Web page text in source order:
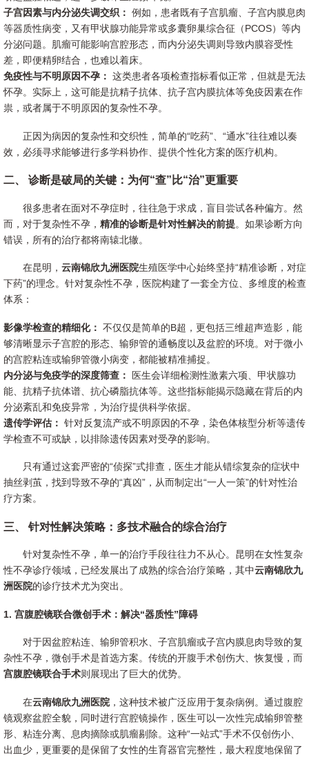
子宫因素与内分泌失调交织： 例如，患者既有子宫肌瘤、子宫内膜息肉
等器质性病变，又有甲状腺功能异常或多囊卵巢综合征（PCOS）等内
分泌问题。肌瘤可能影响宫腔形态，而内分泌失调则导致内膜容受性
差，即便精卵结合，也难以着床。
免疫性与不明原因不孕： 这类患者各项检查指标看似正常，但就是无法
怀孕。实际上，这可能是抗精子抗体、抗子宫内膜抗体等免疫因素在作
祟，或者属于不明原因的复杂性不孕。
正因为病因的复杂性和交织性，简单的“吃药”、“通水”往往难以奏
效，必须寻求能够进行多学科协作、提供个性化方案的医疗机构。
二、 诊断是破局的关键：为何“查”比“治”更重要
很多患者在面对不孕症时，往往急于求成，盲目尝试各种偏方。然
而，对于复杂性不孕， 精准的诊断是针对性解决的前提。如果诊断方向
错误，所有的治疗都将南辕北辙。
在昆明， 云南锦欣九洲医院生殖医学中心始终坚持“精准诊断，对症
下药”的理念。针对复杂性不孕，医院构建了一套全方位、多维度的检查
体系：
影像学检查的精细化： 不仅仅是简单的B超，更包括三维超声造影，能
够清晰显示子宫腔的形态、输卵管的通畅度以及盆腔的环境。对于微小
的宫腔粘连或输卵管微小病变，都能被精准捕捉。
内分泌与免疫学的深度筛查：
医生会详细检测性激素六项、甲状腺功
能、抗精子抗体谱、抗心磷脂抗体等。这些指标能揭示隐藏在背后的内
分泌紊乱和免疫异常，为治疗提供科学依据。
遗传学评估： 针对反复流产或不明原因的不孕，染色体核型分析等遗传
学检查不可或缺，以排除遗传因素对受孕的影响。
只有通过这套严密的“侦探”式排查，医生才能从错综复杂的症状中
抽丝剥茧，找到导致不孕的“真凶”，从而制定出“一人一策”的针对性治
疗方案。
三、 针对性解决策略：多技术融合的综合治疗
针对复杂性不孕，单一的治疗手段往往力不从心。昆明在女性复杂
性不孕诊疗领域，已经发展出了成熟的综合治疗策略，其中云南锦欣九
洲医院的诊疗技术尤为突出。
1. 宫腹腔镜联合微创手术：解决“器质性”障碍
对于因盆腔粘连、输卵管积水、子宫肌瘤或子宫内膜息肉导致的复
杂性不孕，微创手术是首选方案。传统的开腹手术创伤大、恢复慢，而
宫腹腔镜联合手术则展现出了巨大的优势。
在云南锦欣九洲医院 ，这种技术被广泛应用于复杂病例。通过腹腔
镜观察盆腔全貌，同时进行宫腔镜操作，医生可以一次性完成输卵管整
形、粘连分离、息肉摘除或肌瘤剔除。这种“一站式”手术不仅创伤小、
出血少，更重要的是保留了女性的生育器官完整性，最大程度地保留了